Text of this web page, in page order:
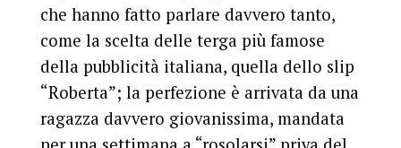
che hanno fatto parlare davvero tanto,
come la scelta delle terga più famose
della pubblicità italiana, quella dello slip
“Roberta”; la perfezione è arrivata da una
ragazza davvero giovanissima, mandata